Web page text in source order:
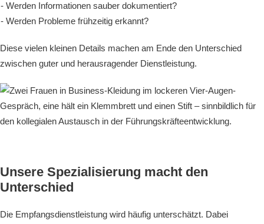
Werden Informationen sauber dokumentiert?
Werden Probleme frühzeitig erkannt?
Diese vielen kleinen Details machen am Ende den Unterschied
zwischen guter und herausragender Dienstleistung.
Unsere Spezialisierung macht den
Unterschied
Die Empfangsdienstleistung wird häufig unterschätzt. Dabei